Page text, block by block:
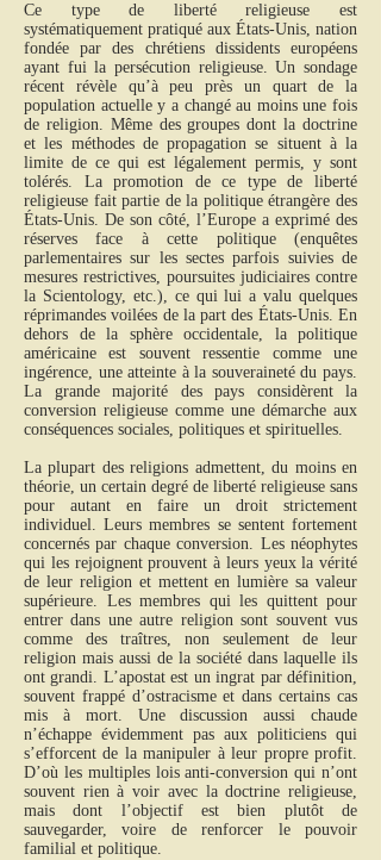
Ce type de liberté religieuse est
systématiquement pratiqué aux États-Unis, nation
fondée par des chrétiens dissidents européens
ayant fui la persécution religieuse. Un sondage
récent révèle qu’à peu près un quart de la
population actuelle y a changé au moins une fois
de religion. Même des groupes dont la doctrine
et les méthodes de propagation se situent à la
limite de ce qui est légalement permis, y sont
tolérés. La promotion de ce type de liberté
religieuse fait partie de la politique étrangère des
États-Unis. De son côté, l’Europe a exprimé des
réserves face à cette politique (enquêtes
parlementaires sur les sectes parfois suivies de
mesures restrictives, poursuites judiciaires contre
la Scientology, etc.), ce qui lui a valu quelques
réprimandes voilées de la part des États-Unis. En
dehors de la sphère occidentale, la politique
américaine est souvent ressentie comme une
ingérence, une atteinte à la souveraineté du pays.
La grande majorité des pays considèrent la
conversion religieuse comme une démarche aux
conséquences sociales, politiques et spirituelles.
La plupart des religions admettent, du moins en
théorie, un certain degré de liberté religieuse sans
pour autant en faire un droit strictement
individuel. Leurs membres se sentent fortement
concernés par chaque conversion. Les néophytes
qui les rejoignent prouvent à leurs yeux la vérité
de leur religion et mettent en lumière sa valeur
supérieure. Les membres qui les quittent pour
entrer dans une autre religion sont souvent vus
comme des traîtres, non seulement de leur
religion mais aussi de la société dans laquelle ils
ont grandi. L’apostat est un ingrat par définition,
souvent frappé d’ostracisme et dans certains cas
mis à mort. Une discussion aussi chaude
n’échappe évidemment pas aux politiciens qui
s’efforcent de la manipuler à leur propre profit.
D’où les multiples lois anti-conversion qui n’ont
souvent rien à voir avec la doctrine religieuse,
mais dont l’objectif est bien plutôt de
sauvegarder, voire de renforcer le pouvoir
familial et politique.